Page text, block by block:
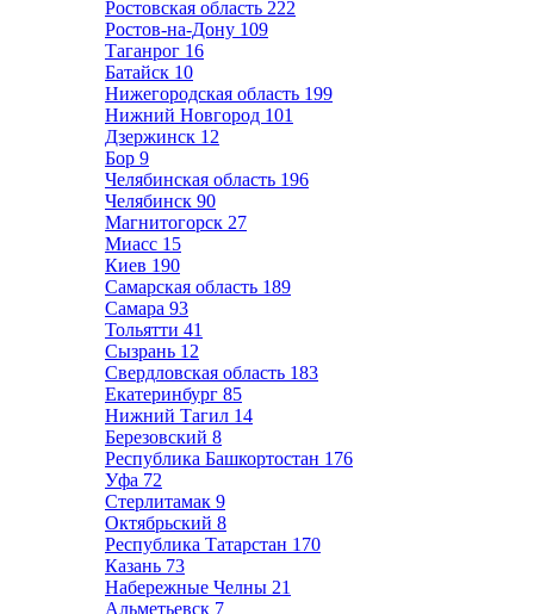
Ростовская область 222
Ростов-на-Дону 109
Таганрог 16
Батайск 10
Нижегородская область 199
Нижний Новгород 101
Дзержинск 12
Бор 9
Челябинская область 196
Челябинск 90
Магнитогорск 27
Миасс 15
Киев 190
Самарская область 189
Самара 93
Тольятти 41
Сызрань 12
Свердловская область 183
Екатеринбург 85
Нижний Тагил 14
Березовский 8
Республика Башкортостан 176
Уфа 72
Стерлитамак 9
Октябрьский 8
Республика Татарстан 170
Казань 73
Набережные Челны 21
Альметьевск 7